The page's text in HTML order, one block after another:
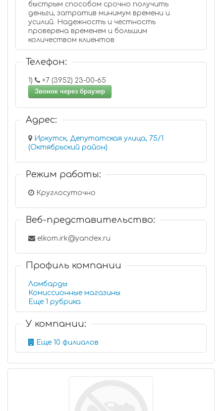
быстрым способом срочно получить
деньги, затратив минимум времени и
усилий. Надежность и честность
проверена временем и большим
количеством клиентов
Телефон:
1)
+7 (3952) 23-00-65
Звонок через браузер
Адрес:
Иркутск, Депутатская улица, 75/1
(Октябрьский район)
Режим работы:
Круглосуточно
Веб-представительство:
elkom.irk@yandex.ru
Профиль компании
Ломбарды
Комиссионные магазины
Еще 1 рубрика
У компании:
Еще 10 филиалов